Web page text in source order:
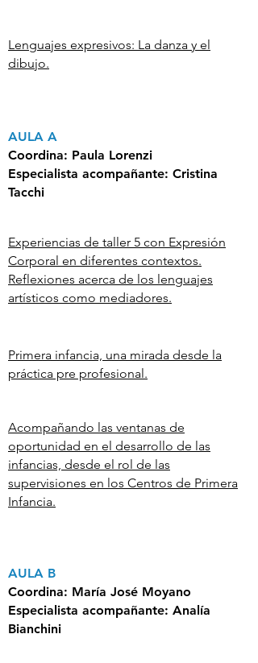
Lenguajes expresivos: La danza y el
dibujo.
AULA A
Coordina: Paula Lorenzi
Especialista acompañante: Cristina
Tacchi
Experiencias de taller 5 con Expresión
Corporal en diferentes contextos.
Reflexiones acerca de los lenguajes
artísticos como mediadores.
Primera infancia, una mirada desde la
práctica pre profesional.
Acompañando las ventanas de
oportunidad en el desarrollo de las
infancias, desde el rol de las
supervisiones en los Centros de Primera
Infancia.
AULA B
Coordina: María José Moyano
Especialista acompañante: Analía
Bianchini